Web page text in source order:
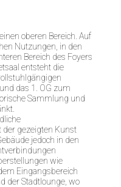
oberen Bereich. Auf
Nutzungen, in den
Bereich des Foyers
entsteht die
das 1. OG zum
Sammlung und
der gezeigten Kunst
jedoch in den
wie
Eingangsbereich
der Stadtlounge, wo